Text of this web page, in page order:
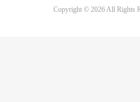
Copyright © 2026 All Rights